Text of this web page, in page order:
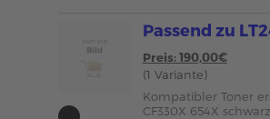
Passend zu
Preis: 190,00€
(1 Variante)
Kompatibler Toner
CF330X 654X schwarz